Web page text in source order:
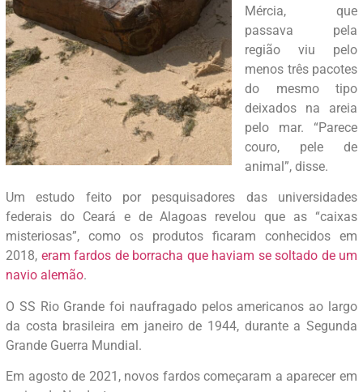
Mércia, que
passava pela
região viu pelo
menos três pacotes
do mesmo tipo
deixados na areia
pelo mar. “Parece
couro, pele de
animal”, disse.
Um estudo feito por pesquisadores das universidades
federais do Ceará e de Alagoas revelou que as “caixas
misteriosas”, como os produtos ficaram conhecidos em
2018, eram fardos de borracha que haviam se soltado de um
navio alemão.
O SS Rio Grande foi naufragado pelos americanos ao largo
da costa brasileira em janeiro de 1944, durante a Segunda
Grande Guerra Mundial.
Em agosto de 2021, novos fardos começaram a aparecer em